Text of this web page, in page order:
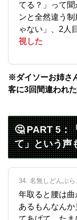
てる？」って
ンと全然違う
ゃない」、2人
視した
※ダイソーお姉さ
客に3回間違われ
🤔 PART 5：
て」という声
34. 名無しどんぶ
年取ると腰は
あるもんなん